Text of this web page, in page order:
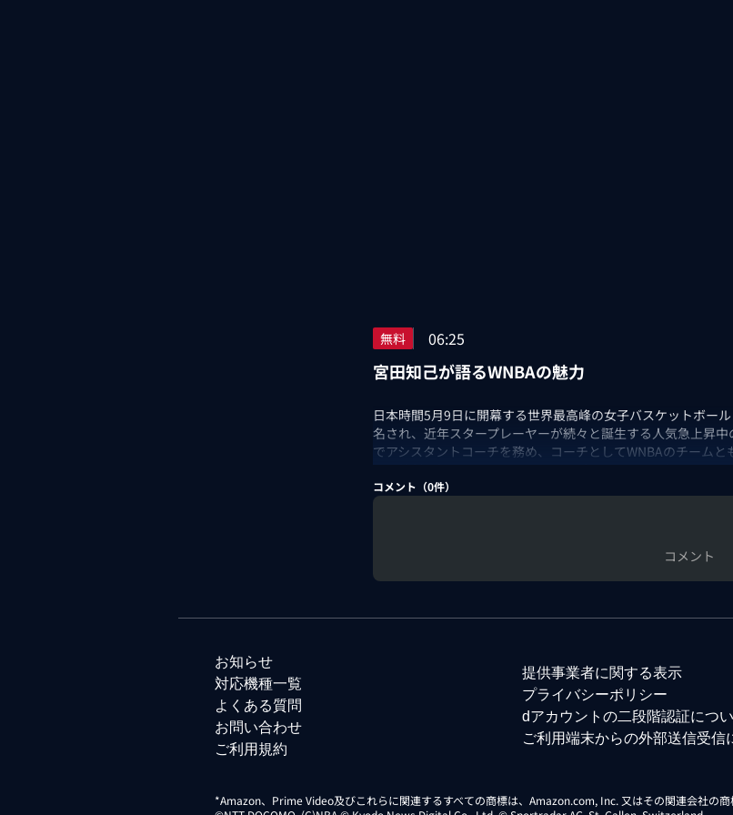
無料 06:25
宮田知己が語るWNBAの魅力
日本時間5月9日に開幕する世界最高峰の女子バスケットボー
名され、近年スタープレーヤーが続々と誕生する人気急上昇
でアシスタントコーチを務め、コーチとしてWNBAのチーム
から絶対に押さえておきたいスタープレーヤー、配信カード
いをNBA docomoで楽しもう！
コメント（0件）
コメント
お知らせ
対応機種一覧
よくある質問
お問い合わせ
ご利用規約
提供事業者に関する表示
プライバシーポリシー
dアカウントの二段階認証につ
ご利用端末からの外部送信受信
*Amazon、Prime Video及びこれらに関連するすべての商標は、Amazon.com, Inc. 又はその関連会社の商